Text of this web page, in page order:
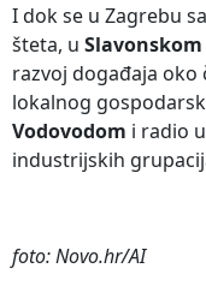
I dok se u Zagrebu
šteta, u
razvoj događaja oko
lokalnog
Vodovodom i radio
industrijskih
foto: Novo.hr/AI